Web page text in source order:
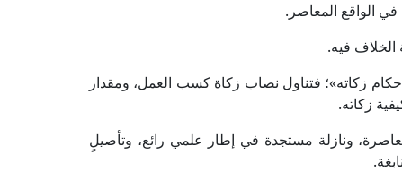
الواقع المعاصر.
فيه.
زكاته»؛ فتناول نصاب زكاة كسب العمل، ومقدار
زكاته.
ونازلة مستجدة في إطار علمي رائع، وتأصيلٍ